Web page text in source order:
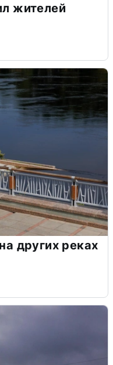
жителей
других реках